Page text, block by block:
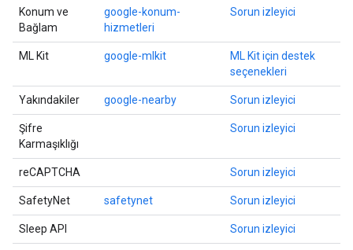
Konum ve
Bağlam
google-konum-
hizmetleri
Sorun izleyici
ML Kit google-mlkit
ML Kit için destek
seçenekleri
Yakındakiler google-nearby Sorun izleyici
Şifre
Karmaşıklığı
Sorun izleyici
reCAPTCHA Sorun izleyici
SafetyNet safetynet Sorun izleyici
Sleep API Sorun izleyici